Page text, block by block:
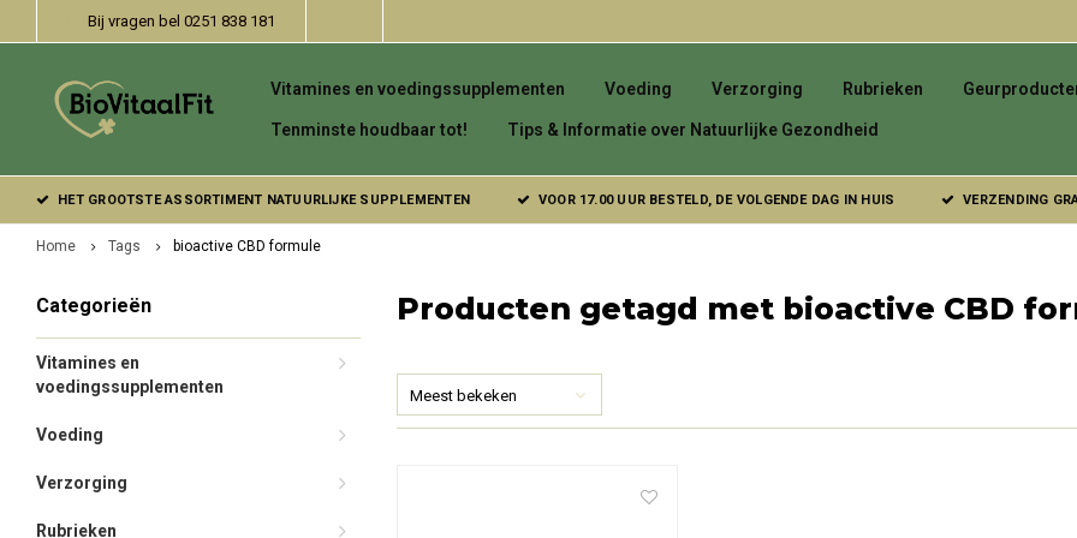
Bij vragen bel 0251 838 181
Vitamines en voedingssupplementen Voeding Verzorging Rubrieken
Tenminste houdbaar tot! Tips & Informatie over Natuurlijke Gezondheid
HET GROOTSTE ASSORTIMENT NATUURLIJKE SUPPLEMENTEN VOOR 17.00 UUR BESTELD, DE VOLGENDE DAG IN HUIS VERZENDING
Home Tags bioactive CBD formule
Categorieën
Vitamines en
voedingssupplementen
Voeding
Verzorging
Rubrieken
Producten getagd met bioactive CBD
Meest bekeken